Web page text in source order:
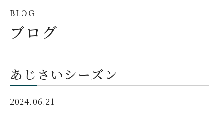
BLOG
ブログ
あじさいシーズン
2024.06.21